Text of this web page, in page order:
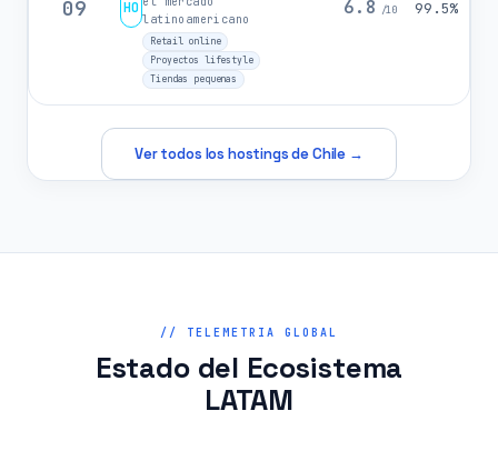
09 HO
latinoamericano
Retail online
Proyectos lifestyle
Tiendas pequenas
6.8 /10 99.5%
Ver todos los hostings de Chile →
// TELEMETRIA GLOBAL
Estado del Ecosistema
LATAM